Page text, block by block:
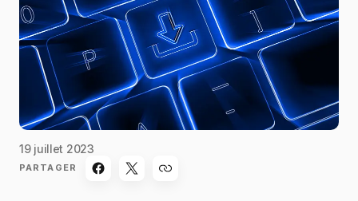
19 juillet 2023
PARTAGER